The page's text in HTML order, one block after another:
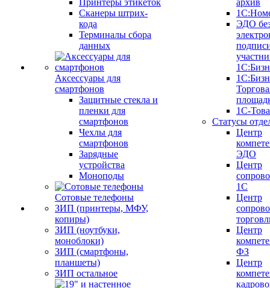
Принтеры этикеток
Сканеры штрих-
кода
Терминалы сбора
данных
Аксессуары для
смартфонов
Защитные стекла и
пленки для
смартфонов
Чехлы для
смартфонов
Зарядные
устройства
Моноподы
Сотовые телефоны
ЗИП (принтеры, МФУ,
копиры)
ЗИП (ноутбуки,
моноблоки)
ЗИП (смартфоны,
планшеты)
ЗИП остальное
архив
ЭДО
1С-
Статусы
Центр
ЭДО
Центр
1С
Центр
Центр
ФЗ
Центр